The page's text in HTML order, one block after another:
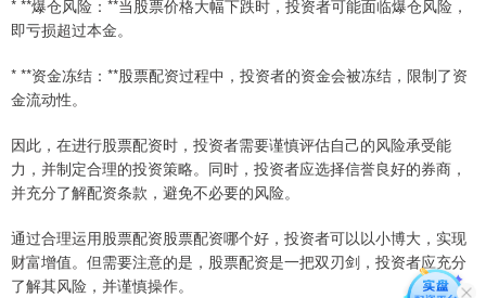
* **爆仓风险：**当股票价格大幅下跌时，投资者可能面临爆仓风险，
即亏损超过本金。
* **资金冻结：**股票配资过程中，投资者的资金会被冻结，限制了资
金流动性。
因此，在进行股票配资时，投资者需要谨慎评估自己的风险承受能
力，并制定合理的投资策略。同时，投资者应选择信誉良好的券商，
并充分了解配资条款，避免不必要的风险。
通过合理运用股票配资股票配资哪个好，投资者可以以小博大，实现
财富增值。但需要注意的是，股票配资是一把双刃剑，投资者应充分
了解其风险，并谨慎操作。